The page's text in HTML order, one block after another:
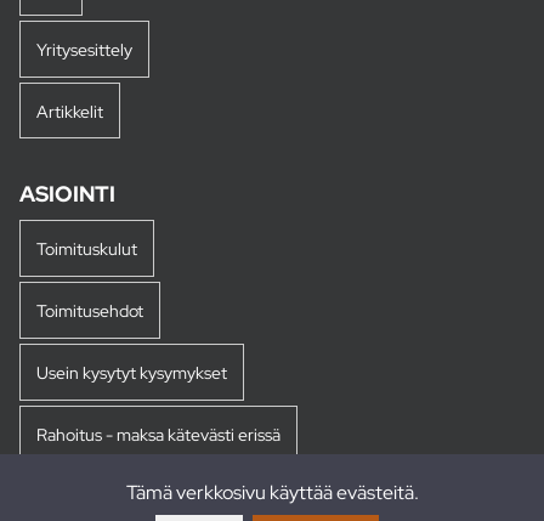
Yritysesittely
Artikkelit
ASIOINTI
Toimituskulut
Toimitusehdot
Usein kysytyt kysymykset
Rahoitus - maksa kätevästi erissä
Tämä verkkosivu käyttää evästeitä.